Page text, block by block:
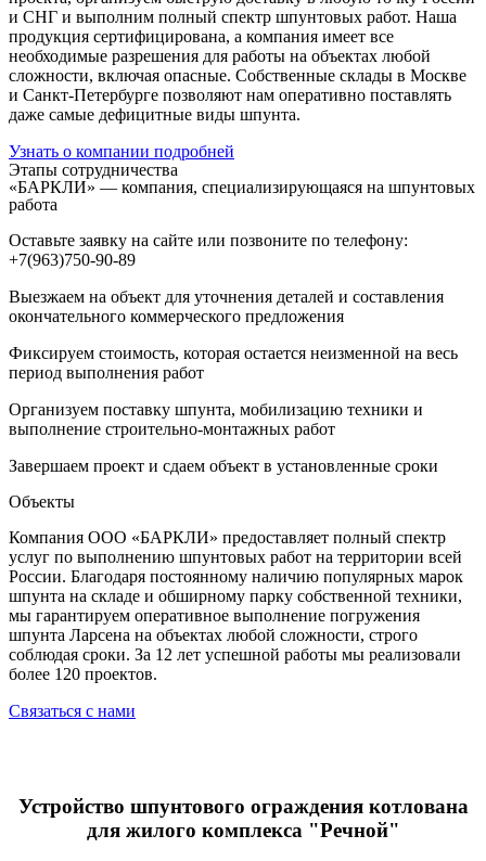
и СНГ и выполним полный спектр шпунтовых работ. Наша
продукция сертифицирована, а компания имеет все
необходимые разрешения для работы на объектах любой
сложности, включая опасные. Собственные склады в Москве
и Санкт-Петербурге позволяют нам оперативно поставлять
даже самые дефицитные виды шпунта.
Узнать о компании подробней
Этапы сотрудничества
«БАРКЛИ» — компания, специализирующаяся на шпунтовых
работа
Оставьте заявку на сайте или позвоните по телефону:
+7(963)750-90-89
Выезжаем на объект для уточнения деталей и составления
окончательного коммерческого предложения
Фиксируем стоимость, которая остается неизменной на весь
период выполнения работ
Организуем поставку шпунта, мобилизацию техники и
выполнение строительно-монтажных работ
Завершаем проект и сдаем объект в установленные сроки
Объекты
Компания ООО «БАРКЛИ» предоставляет полный спектр
услуг по выполнению шпунтовых работ на территории всей
России. Благодаря постоянному наличию популярных марок
шпунта на складе и обширному парку собственной техники,
мы гарантируем оперативное выполнение погружения
шпунта Ларсена на объектах любой сложности, строго
соблюдая сроки. За 12 лет успешной работы мы реализовали
более 120 проектов.
Связаться с нами
Устройство шпунтового ограждения котлована
для жилого комплекса "Речной"